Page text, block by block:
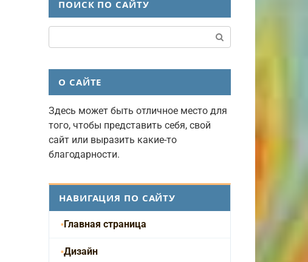
ПОИСК ПО САЙТУ
О САЙТЕ
Здесь может быть отличное место для
того, чтобы представить себя, свой
сайт или выразить какие-то
благодарности.
НАВИГАЦИЯ ПО САЙТУ
Главная страница
Дизайн